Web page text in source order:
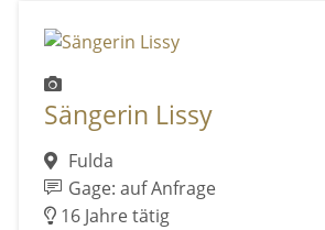
Sängerin Lissy
Fulda
Gage: auf Anfrage
16 Jahre tätig